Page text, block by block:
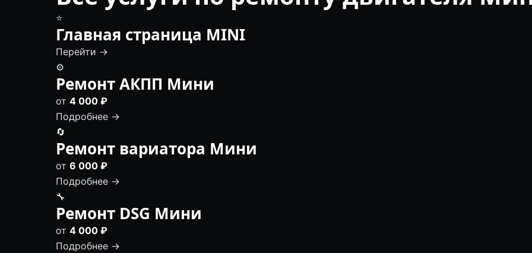
⭐
Главная страница MINI
Перейти →
⚙️
Ремонт АКПП Мини
от 4 000 ₽
Подробнее →
🔄
Ремонт вариатора Мини
от 6 000 ₽
Подробнее →
🔧
Ремонт DSG Мини
от 4 000 ₽
Подробнее →